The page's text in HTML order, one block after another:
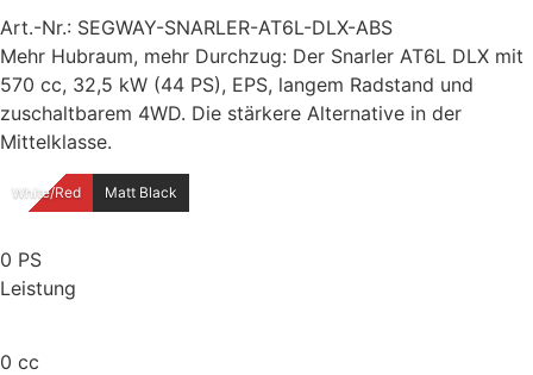
Art.-Nr.: SEGWAY-SNARLER-AT6L-DLX-ABS
Mehr Hubraum, mehr Durchzug: Der Snarler AT6L DLX mit
570 cc, 32,5 kW (44 PS), EPS, langem Radstand und
zuschaltbarem 4WD. Die stärkere Alternative in der
Mittelklasse.
White/Red Matt Black
0 PS
Leistung
0 cc